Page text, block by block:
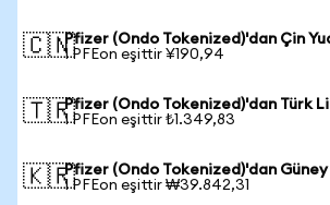
🇨🇳Pfizer (Ondo Tokenized)'dan Çin
1 PFEon eşittir ¥190,94
🇹🇷Pfizer (Ondo Tokenized)'dan Türk
1 PFEon eşittir ₺1.349,83
🇰🇷Pfizer (Ondo Tokenized)'dan Güney
1 PFEon eşittir ₩39.842,31